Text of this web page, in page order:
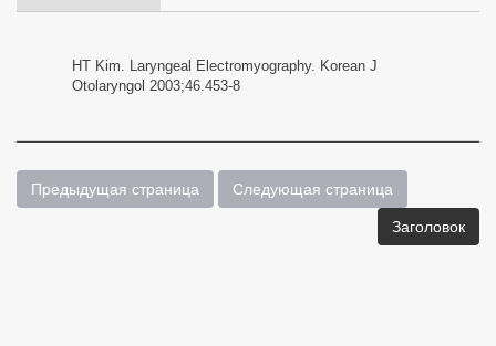
HT Kim. Laryngeal Electromyography. Korean J
Otolaryngol 2003;46.453-8
Предыдущая страница Следующая страница
Заголовок